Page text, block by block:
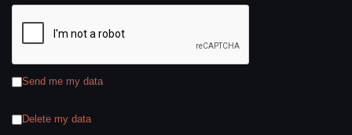
Send me my data
Delete my data